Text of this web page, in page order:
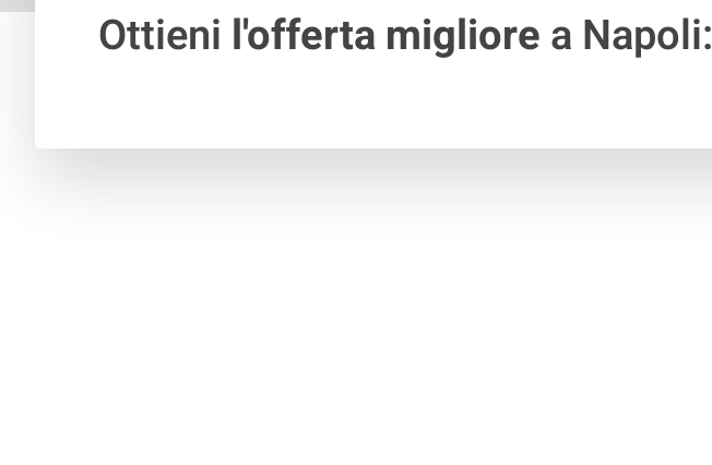
Ottieni l'offerta migliorea Napoli: